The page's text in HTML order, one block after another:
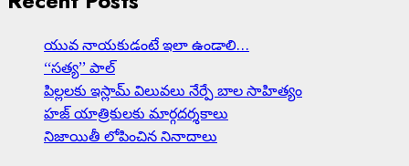
యువ నాయకుడంటే ఇలా ఉండాలి…
‘‘సత్య’’ పాల్
పిల్లలకు ఇస్లామ్ విలువలు నేర్పే బాల సాహిత్యం
హజ్ యాత్రికులకు మార్గదర్శకాలు
నిజాయితీ లోపించిన నినాదాలు